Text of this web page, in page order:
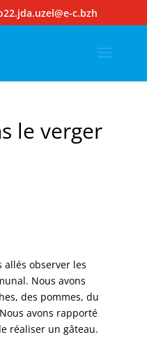
c.bzh
le verger
allés observer les
Nous avons
des pommes, du
avons rapporté
réaliser un gâteau.